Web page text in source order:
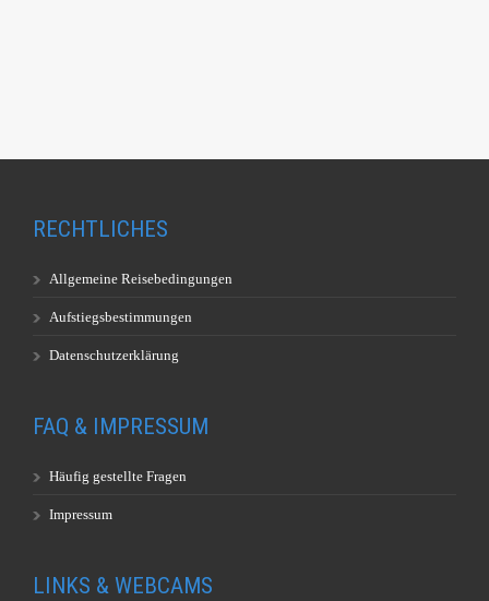
RECHTLICHES
Allgemeine Reisebedingungen
Aufstiegsbestimmungen
Datenschutzerklärung
FAQ & IMPRESSUM
Häufig gestellte Fragen
Impressum
LINKS & WEBCAMS